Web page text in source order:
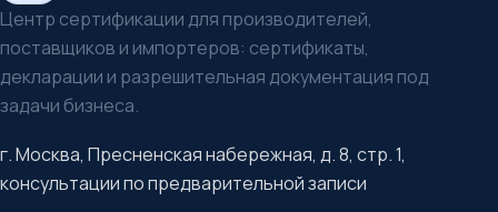
Центр сертификации для производителей,
поставщиков и импортеров: сертификаты,
декларации и разрешительная документация под
задачи бизнеса.
г. Москва, Пресненская набережная, д. 8, стр. 1,
консультации по предварительной записи